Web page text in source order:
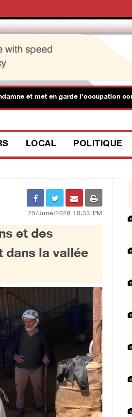
et met en garde l'occupation contre
LOCAL POLITIQUE
25/June/2026 10:33 PM
et des
dans la vallée